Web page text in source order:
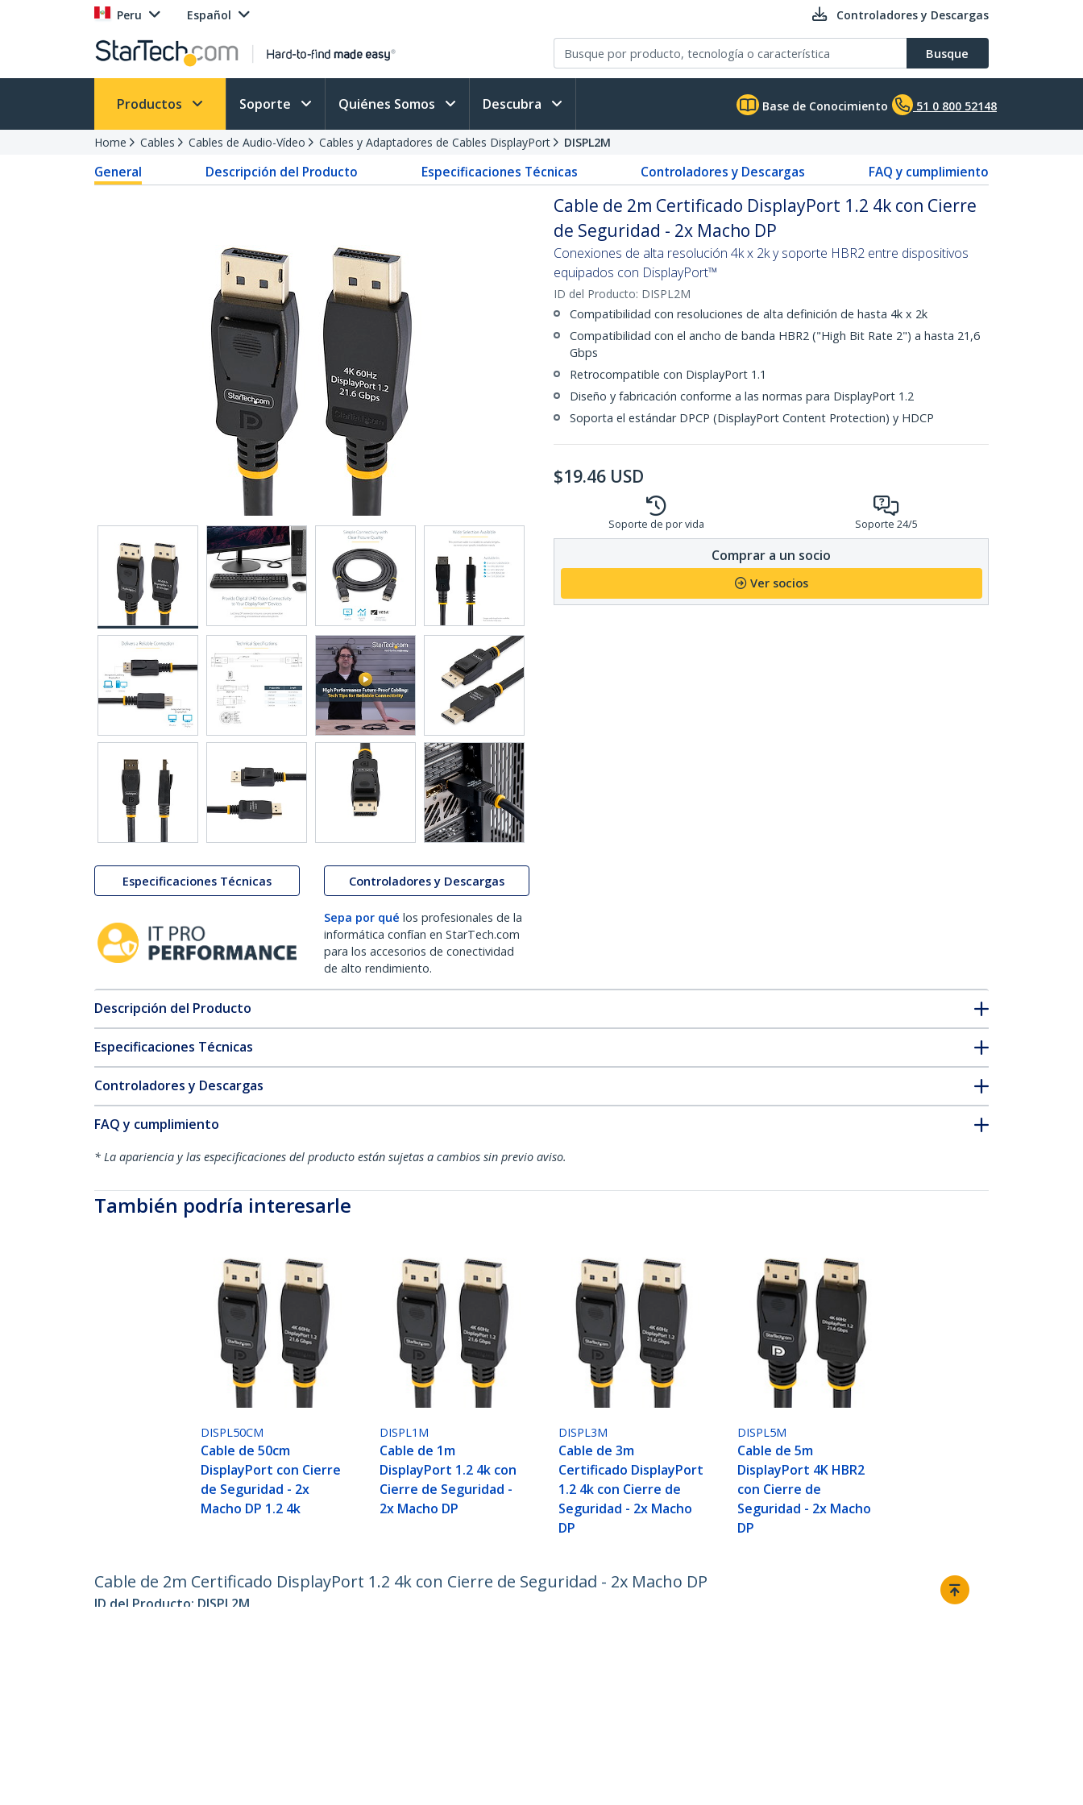
Peru Español Controladores y Descargas
Busque
Productos Soporte Quiénes Somos Descubra Base de Conocimiento 51 0 800 52148
Home Cables Cables de Audio-Vídeo Cables y Adaptadores de Cables DisplayPort DISPL2M
General Descripción del Producto Especificaciones Técnicas Controladores y Descargas FAQ y cumplimiento
Especificaciones Técnicas Controladores y Descargas
Sepa por qué los profesionales de la
informática confían en StarTech.com
para los accesorios de conectividad
de alto rendimiento.
Cable de 2m Certificado DisplayPort 1.2 4k con Cierre
de Seguridad - 2x Macho DP
Conexiones de alta resolución 4k x 2k y soporte HBR2 entre dispositivos
equipados con DisplayPort™
ID del Producto: DISPL2M
Compatibilidad con resoluciones de alta definición de hasta 4k x 2k
Compatibilidad con el ancho de banda HBR2 ("High Bit Rate 2") a hasta 21,6
Gbps
Retrocompatible con DisplayPort 1.1
Diseño y fabricación conforme a las normas para DisplayPort 1.2
Soporta el estándar DPCP (DisplayPort Content Protection) y HDCP
$19.46 USD
Soporte de por vida Soporte 24/5
Comprar a un socio
Ver socios
Descripción del Producto
Especificaciones Técnicas
Controladores y Descargas
FAQ y cumplimiento
* La apariencia y las especificaciones del producto están sujetas a cambios sin previo aviso.
También podría interesarle
DISPL50CM
Cable de 50cm
DisplayPort con Cierre
de Seguridad - 2x
Macho DP 1.2 4k
DISPL1M
Cable de 1m
DisplayPort 1.2 4k con
Cierre de Seguridad -
2x Macho DP
DISPL3M
Cable de 3m
Certificado DisplayPort
1.2 4k con Cierre de
Seguridad - 2x Macho
DP
DISPL5M
Cable de 5m
DisplayPort 4K HBR2
con Cierre de
Seguridad - 2x Macho
DP
Cable de 2m Certificado DisplayPort 1.2 4k con Cierre de Seguridad - 2x Macho DP
ID del Producto: DISPL2M